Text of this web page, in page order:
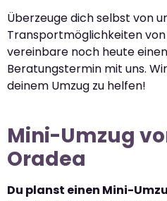
Überzeuge dich selbst von
Transportmöglichkeiten
vereinbare noch heute
Beratungstermin mit uns.
deinem Umzug zu helfen!
Mini-Umzug
Oradea
Du planst einen Mini-